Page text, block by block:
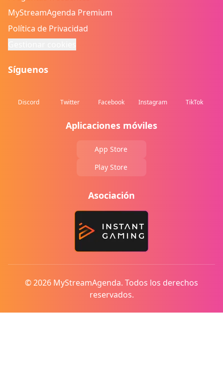
MyStreamAgenda Premium
Política de Privacidad
Síguenos
Discord Twitter Facebook Instagram TikTok
Aplicaciones móviles
App Store
Play Store
Asociación
© 2026 MyStreamAgenda. Todos los derechos
reservados.